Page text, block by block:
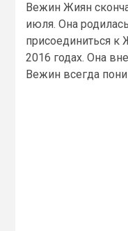
Вежин Жиян
июля. Она
присоединиться
2016 годах. Она
Вежин всегда